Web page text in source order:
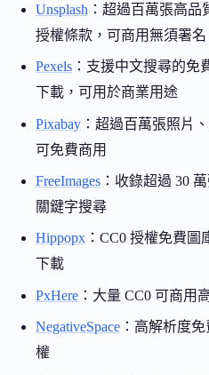
Unsplash ：超過百萬張高
授權條款，可商用無須署名
Pexels ：支援中文搜尋的免
下載，可用於商業用途
Pixabay ：超過百萬張照片
可免費商用
FreeImages ：收錄超過 30
關鍵字搜尋
Hippopx ：CC0 授權免費
下載
PxHere ：大量 CC0 可商用
NegativeSpace ：高解析度
權